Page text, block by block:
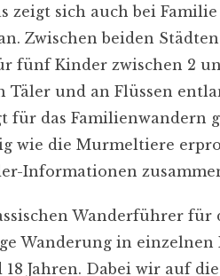
zeigt sich auch bei
Zwischen beiden
Kinder zwischen 2
Täler und an Flüssen
das Familienwandern
wie die Murmeltiere
Informationen
Wanderführer für
Wanderung in
Jahren. Dabei wir auf